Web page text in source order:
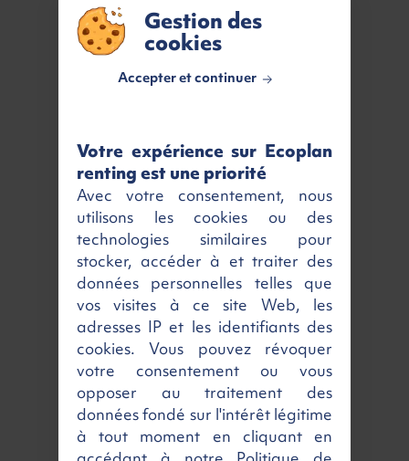
VOTRE RETOUR GAGNANT
5 912 €
Kilométrage
Véhicule neuf
MEC
01/05/2026
Nombres de portes
4
Nombres de places
3
Couleur
Noir
Émission CO2
185 g/km
Critair
2
Energie
Diesel
Puissance fiscale
7 cv / 150 ch
Boite de vitesse
Automatique
Gestion des
cookies
Accepter et continuer
Votre expérience sur Ecoplan
renting est une priorité
Avec votre consentement, nous
utilisons les cookies ou des
technologies similaires pour
stocker, accéder à et traiter des
données personnelles telles que
vos visites à ce site Web, les
adresses IP et les identifiants des
cookies. Vous pouvez révoquer
votre consentement ou vous
opposer au traitement des
données fondé sur l'intérêt légitime
à tout moment en cliquant en